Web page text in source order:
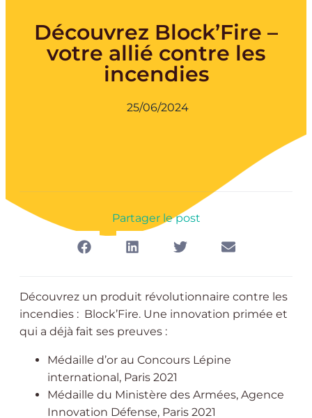
Découvrez Block’Fire –
votre allié contre les
incendies
25/06/2024
Partager le post
Découvrez un produit révolutionnaire contre les
incendies : Block’Fire. Une innovation primée et
qui a déjà fait ses preuves :
Médaille d’or au Concours Lépine
international, Paris 2021
Médaille du Ministère des Armées, Agence
Innovation Défense, Paris 2021